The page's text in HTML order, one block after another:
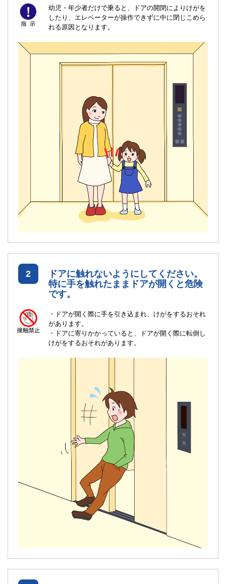
幼児・年少者だけで乗ると、ドアの開閉によりけがを
したり、エレベーターが操作できずに中に閉じこめら
れる原因となります。
2
ドアに触れないようにしてください。
特に手を触れたままドアが開くと危険
です。
・ドアが開く際に手を引き込まれ、けがをするおそれ
があります。
・ドアに寄りかかっていると、ドアが開く際に転倒し
けがをするおそれがあります。